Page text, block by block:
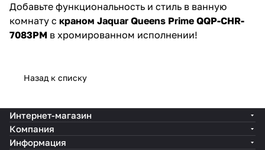
Добавьте функциональность и стиль в ванную
комнату с краном Jaquar Queens Prime QQP-CHR-
7083PM в хромированном исполнении!
Назад к списку
Интернет-магазин
Компания
Информация